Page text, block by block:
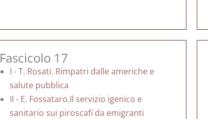
Fascicolo 17
I - T. Rosati. Rimpatri dalle americhe e
salute pubblica
II - E. Fossataro.Il servizio igenico e
sanitario sui piroscafi da emigranti